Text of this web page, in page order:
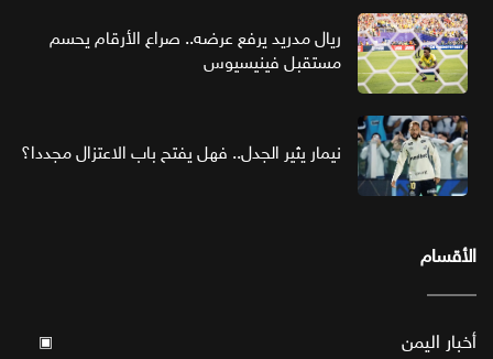
ريال مدريد يرفع عرضه.. صراع الأرقام يحسم
مستقبل فينيسيوس
نيمار يثير الجدل.. فهل يفتح باب الاعتزال مجددا؟
الأقسام
أخبار اليمن ▣